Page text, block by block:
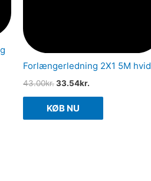
Forlængerledning 2X1 5M hvid
43.00kr.33.54kr.
KØB NU